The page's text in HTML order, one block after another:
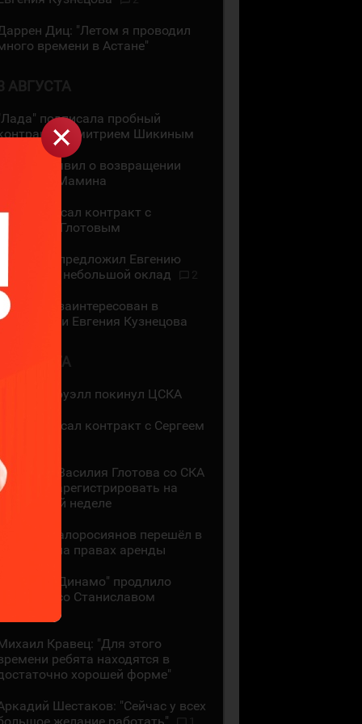
Диц: "Летом я проводил
времени в Астане"
АВГУСТА
подписала пробный
с Дмитрием Шикиным
ЦСКА объявил о возвращении
Максима Мамина
подписал контракт с
Василием Глотовым
"Трактор" предложил Евгению
Кузнецову небольшой оклад
"Трактор" заинтересован в
Евгения Кузнецова
2 АВГУСТА
Мак Холлоуэлл покинул ЦСКА
СКА подписал контракт с Сергеем
Василия Глотова со СКА
зарегистрировать на
следующей неделе
Даниил Малоросиянов перешёл в
"Шанхай" на правах аренды
Минское "Динамо" продлило
контракт со Станиславом
Кравец: "Для этого
ребята находятся в
хорошей форме"
Шестаков: "Сейчас у всех